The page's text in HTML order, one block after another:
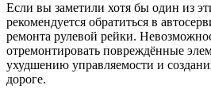
Если вы заметили хотя бы один из
рекомендуется обратиться в
ремонта рулевой рейки.
отремонтировать повреждённые
ухудшению управляемости и
дороге.